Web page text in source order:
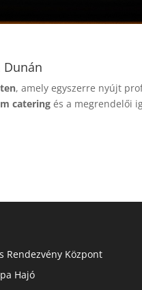
Dunán
, amely egyszerre nyújt
catering és a megrendelői
Rendezvény Központ
Hajó